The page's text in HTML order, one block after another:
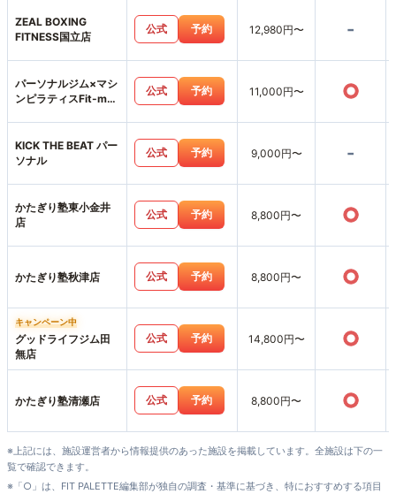
ZEAL BOXING
FITNESS国立店
公式 予約 12,980円〜 -
パーソナルジム×マシ
ンピラティスFit-me
公式 予約 11,000円〜 ○
KICK THE BEAT パー
ソナル
公式 予約 9,000円〜 -
かたぎり塾東小金井
店
公式 予約 8,800円〜 ○
かたぎり塾秋津店 公式 予約 8,800円〜 ○
キャンペーン中
グッドライフジム田
無店
公式 予約 14,800円〜 ○
かたぎり塾清瀬店 公式 予約 8,800円〜 ○
※上記には、施設運営者から情報提供のあった施設を掲載しています。全施設は下の一
覧で確認できます。
※「○」は、FIT PALETTE編集部が独自の調査・基準に基づき、特におすすめする項目